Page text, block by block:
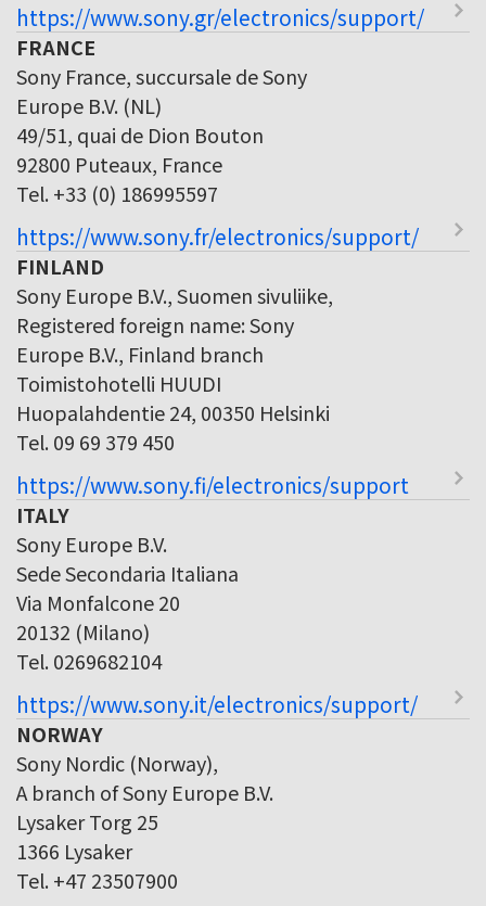
https://www.sony.gr/electronics/support/
FRANCE
Sony France, succursale de Sony
Europe B.V. (NL)
49/51, quai de Dion Bouton
92800 Puteaux, France
Tel. +33 (0) 186995597
https://www.sony.fr/electronics/support/
FINLAND
Sony Europe B.V., Suomen sivuliike,
Registered foreign name: Sony
Europe B.V., Finland branch
Toimistohotelli HUUDI
Huopalahdentie 24, 00350 Helsinki
Tel. 09 69 379 450
https://www.sony.fi/electronics/support
ITALY
Sony Europe B.V.
Sede Secondaria Italiana
Via Monfalcone 20
20132 (Milano)
Tel. 0269682104
https://www.sony.it/electronics/support/
NORWAY
Sony Nordic (Norway),
A branch of Sony Europe B.V.
Lysaker Torg 25
1366 Lysaker
Tel. +47 23507900